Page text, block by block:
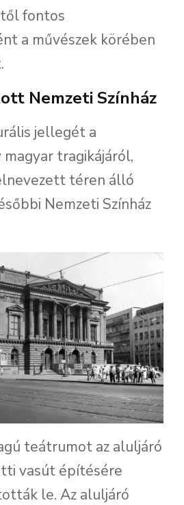
fontos
a művészek körében
Nemzeti Színház
jellegét a
magyar tragikájáról,
téren álló
Nemzeti Színház
teátrumot az aluljáró
vasút építésére
le. Az aluljáró